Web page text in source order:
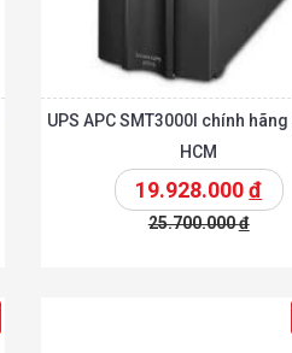
UPS APC SMT3000I chính
HCM
19.928.000đ
25.700.000đ